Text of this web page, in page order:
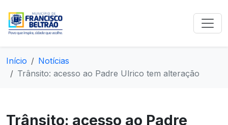
Início
Notícias
Trânsito: acesso ao Padre Ulrico tem alteração
Trânsito: acesso ao Padre